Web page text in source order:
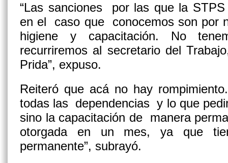
“Las sanciones por las que la
en el caso que conocemos son por
higiene y capacitación. No
recurriremos al secretario del
Prida”, expuso.
Reiteró que acá no hay
todas las dependencias y lo que
sino la capacitación de manera
otorgada en un mes, ya que
permanente”, subrayó.